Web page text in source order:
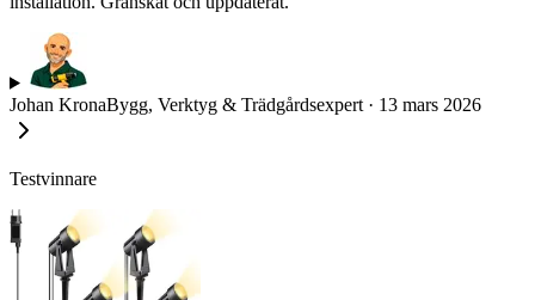
Johan KronaBygg, Verktyg & Trädgårdsexpert · 13 mars 2026
Testvinnare